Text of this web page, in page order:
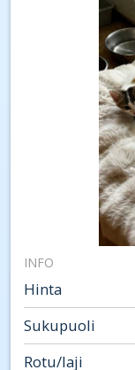
INFO
Hinta
Sukupuoli
Rotu/laji